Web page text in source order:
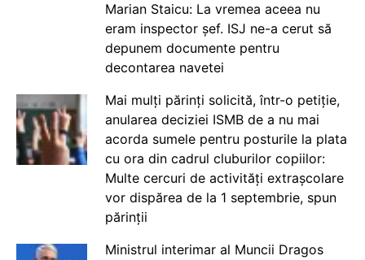
Marian Staicu: La vremea aceea nu
eram inspector șef. ISJ ne-a cerut să
depunem documente pentru
decontarea navetei
Mai mulți părinți solicită, într-o petiție,
anularea deciziei ISMB de a nu mai
acorda sumele pentru posturile la plata
cu ora din cadrul cluburilor copiilor:
Multe cercuri de activități extrașcolare
vor dispărea de la 1 septembrie, spun
părinții
Ministrul interimar al Muncii Dragos